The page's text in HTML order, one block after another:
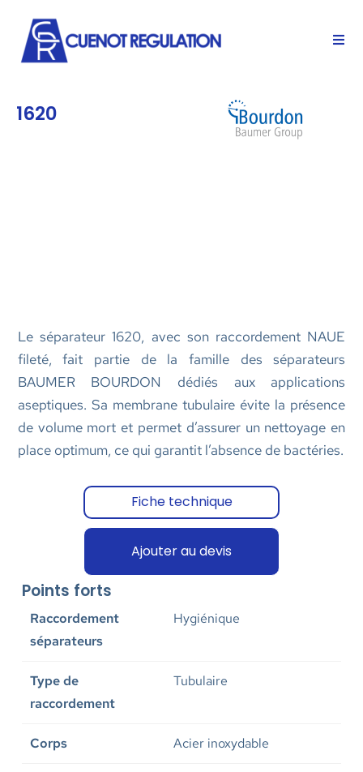
1620
Le séparateur 1620, avec son raccordement NAUE
fileté, fait partie de la famille des séparateurs
BAUMER BOURDON dédiés aux applications
aseptiques. Sa membrane tubulaire évite la présence
de volume mort et permet d’assurer un nettoyage en
place optimum, ce qui garantit l’absence de bactéries.
Fiche technique
Ajouter au devis
Points forts
Raccordement
séparateurs
Hygiénique
Type de
raccordement
Tubulaire
Corps Acier inoxydable